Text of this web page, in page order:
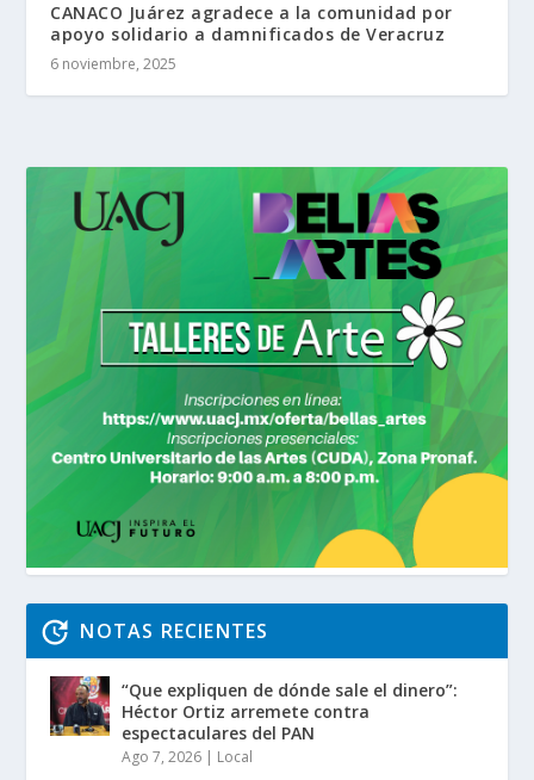
CANACO Juárez agradece a la comunidad por
apoyo solidario a damnificados de Veracruz
6 noviembre, 2025
NOTAS RECIENTES
“Que expliquen de dónde sale el dinero”:
Héctor Ortiz arremete contra
espectaculares del PAN
Ago 7, 2026 | Local